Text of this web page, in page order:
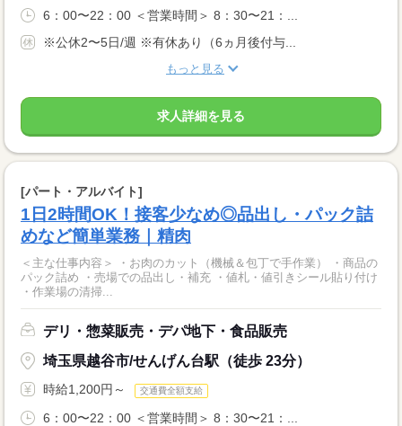
6：00〜22：00 ＜営業時間＞ 8：30〜21：...
※公休2〜5日/週 ※有休あり（6ヵ月後付与...
もっと見る
求人詳細を見る
[パート・アルバイト]
1日2時間OK！接客少なめ◎品出し・パック詰
めなど簡単業務｜精肉
＜主な仕事内容＞ ・お肉のカット（機械＆包丁で手作業） ・商品の
パック詰め ・売場での品出し・補充 ・値札・値引きシール貼り付け
・作業場の清掃...
デリ・惣菜販売・デパ地下・食品販売
埼玉県越谷市/せんげん台駅（徒歩 23分）
時給1,200円～ 交通費全額支給
6：00〜22：00 ＜営業時間＞ 8：30〜21：...